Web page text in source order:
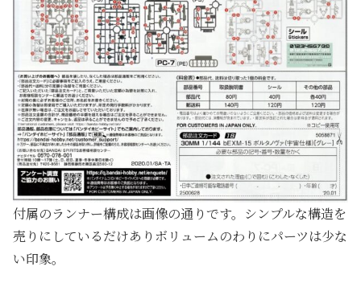
付属のランナー構成は画像の通りです。シンプルな構造を
売りにしているだけありボリュームのわりにパーツは少な
い印象。